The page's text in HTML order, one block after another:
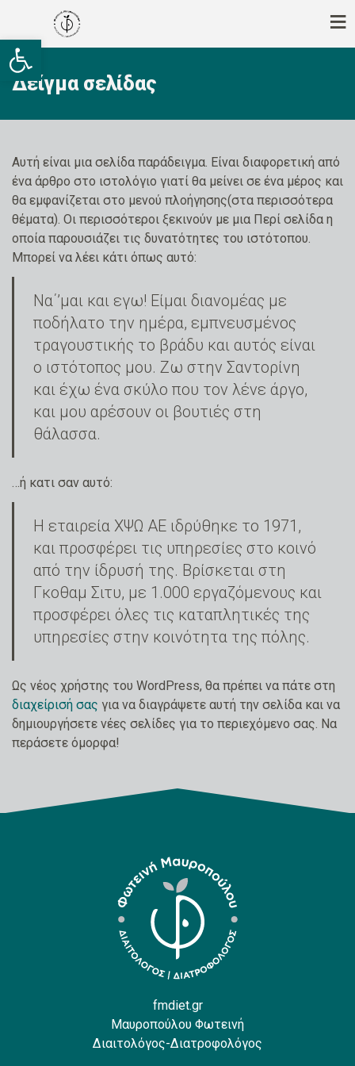
Ανοίξτε τη γραμμή εργαλείων
Δείγμα σελίδας
Αυτή είναι μια σελίδα παράδειγμα. Είναι διαφορετική από
ένα άρθρο στο ιστολόγιο γιατί θα μείνει σε ένα μέρος και
θα εμφανίζεται στο μενού πλοήγησης(στα περισσότερα
θέματα). Οι περισσότεροι ξεκινούν με μια Περί σελίδα η
οποία παρουσιάζει τις δυνατότητες του ιστότοπου.
Μπορεί να λέει κάτι όπως αυτό:
Να΄’μαι και εγω! Είμαι διανομέας με
ποδήλατο την ημέρα, εμπνευσμένος
τραγουστικής το βράδυ και αυτός είναι
ο ιστότοπος μου. Ζω στην Σαντορίνη
και έχω ένα σκύλο που τον λένε άργο,
και μου αρέσουν οι βουτιές στη
θάλασσα.
…ή κατι σαν αυτό:
Η εταιρεία ΧΨΩ ΑΕ ιδρύθηκε το 1971,
και προσφέρει τις υπηρεσίες στο κοινό
από την ίδρυσή της. Βρίσκεται στη
Γκοθαμ Σιτυ, με 1.000 εργαζόμενους και
προσφέρει όλες τις καταπλητικές της
υπηρεσίες στην κοινότητα της πόλης.
Ως νέος χρήστης του WordPress, θα πρέπει να πάτε στη
διαχείρισή σας για να διαγράψετε αυτή την σελίδα και να
δημιουργήσετε νέες σελίδες για το περιεχόμενο σας. Να
περάσετε όμορφα!
fmdiet.gr
Μαυροπούλου Φωτεινή
Διαιτολόγος-Διατροφολόγος